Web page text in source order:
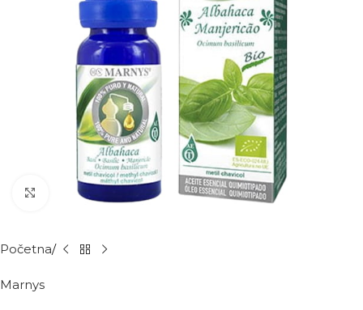
Kliknite za povećanje
Početna
Marnys